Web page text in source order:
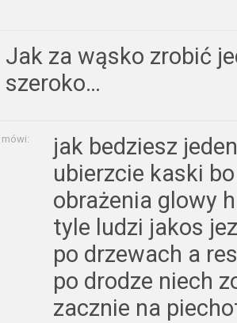
Jak za wąsko zrobić
szeroko…
mówi:
jak bedziesz
ubierzcie kaski
obrażenia glowy
tyle ludzi jakos
po drzewach a
po drodze niech
zacznie na